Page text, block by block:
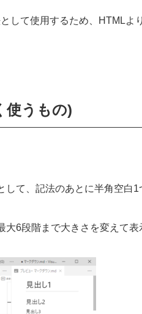
して使用するため、 HTMLよ
使うもの)
て、記法のあとに半角空白1
大6段階まで大きさを変えて表